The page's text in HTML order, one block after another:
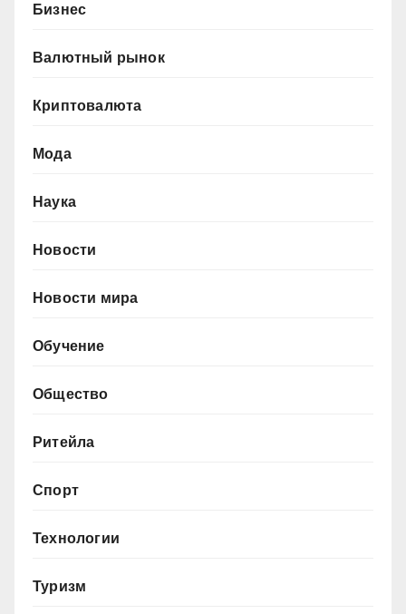
Бизнес
Валютный рынок
Криптовалюта
Мода
Наука
Новости
Новости мира
Обучение
Общество
Ритейла
Спорт
Технологии
Туризм